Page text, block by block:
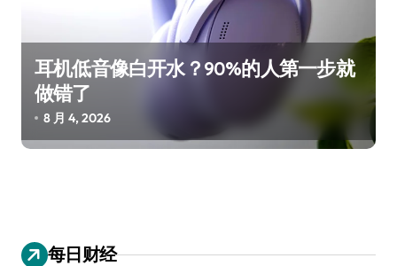
耳机低音像白开水？90%的人第一步就
做错了
8 月 4, 2026
每日财经